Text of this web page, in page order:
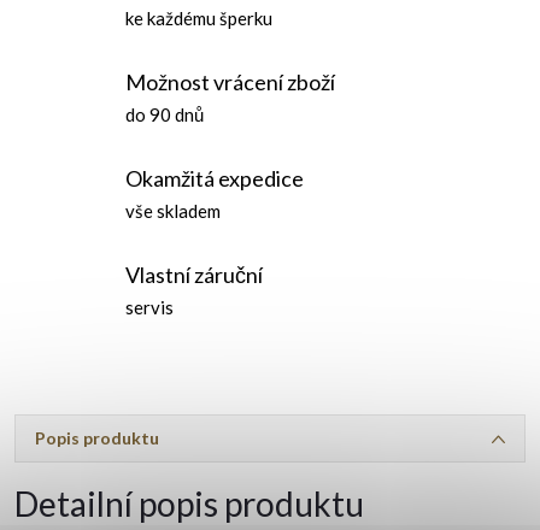
ke každému šperku
Možnost vrácení zboží
do 90 dnů
Okamžitá expedice
vše skladem
Vlastní záruční
servis
Popis produktu
Detailní popis produktu